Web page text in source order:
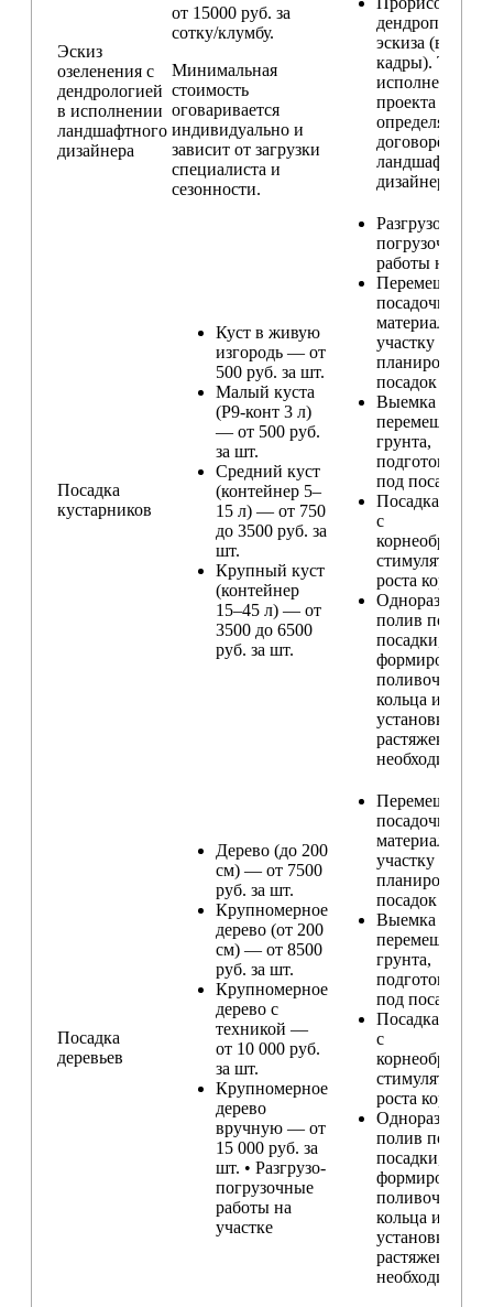
Эскиз
озеленения с
дендрологией
в исполнении
ландшафтного
дизайнера
от 15000 руб. за
сотку/клумбу.
Минимальная
стоимость
оговаривается
индивидуально и
зависит от загрузки
специалиста и
сезонности.
дендроплана и
эскиза
кадры).
исполнения
проекта
определяется
ландшафтным
дизайнером
Посадка
кустарников
Куст в живую
изгородь — от
500 руб. за шт.
Малый куста
(Р9-конт 3 л)
— от 500 руб.
за шт.
Средний куст
(контейнер 5–
15 л) — от 750
до 3500 руб. за
шт.
Крупный куст
(контейнер
15–45 л) — от
3500 до 6500
руб. за шт.
Разгрузо-
погрузочные
работы на
Перемещение
посадочного
материала по
участку и
планирование
посадок
Выемка и
перемещение
грунта,
подготовка
под посадку
Посадка
с
стимулятором
роста корней
Одноразовый
полив после
посадки,
формирование
поливочного
кольца и
установка
растяжек (при
Посадка
деревьев
Дерево (до 200
см) — от 7500
руб. за шт.
Крупномерное
дерево (от 200
см) — от 8500
руб. за шт.
Крупномерное
дерево с
техникой —
от 10 000 руб.
за шт.
Крупномерное
дерево
вручную — от
15 000 руб. за
шт. • Разгрузо-
погрузочные
работы на
участке
Перемещение
посадочного
материала по
участку и
планирование
посадок
Выемка и
перемещение
грунта,
подготовка
под посадку
Посадка
с
стимулятором
роста корней
Одноразовый
полив после
посадки,
формирование
поливочного
кольца и
установка
растяжек (при